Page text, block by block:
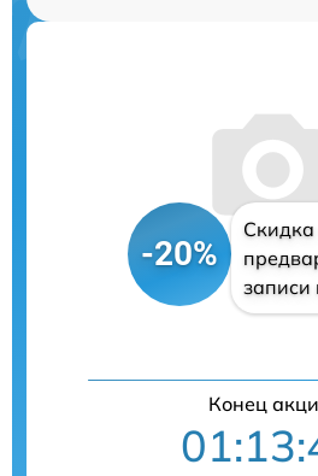
-20%
Скидка
записи
Конец